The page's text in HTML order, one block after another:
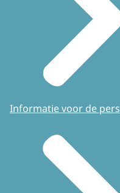
Informatie voor de pers